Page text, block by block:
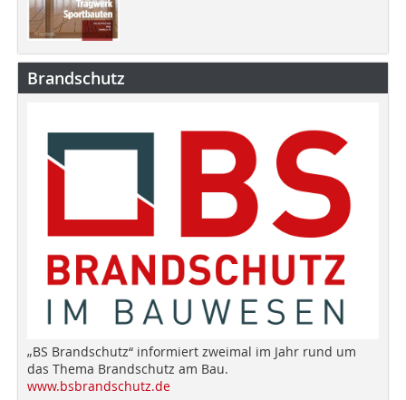
Brandschutz
„BS Brandschutz“ informiert zweimal im Jahr rund um
das Thema Brandschutz am Bau.
www.bsbrandschutz.de